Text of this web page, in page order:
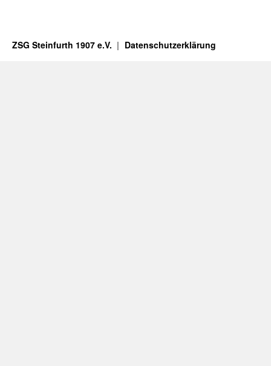
ZSG Steinfurth 1907 e.V. Datenschutzerklärung